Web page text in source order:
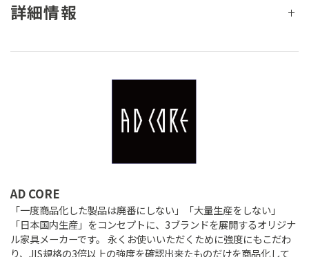
詳細情報
AD CORE
「一度商品化した製品は廃番にしない」「大量生産をしない」
「日本国内生産」をコンセプトに、3ブランドを展開するオリジナ
ル家具メーカーです。 永くお使いいただくために強度にもこだわ
り、JIS規格の3倍以上の強度を確認出来たものだけを商品化して